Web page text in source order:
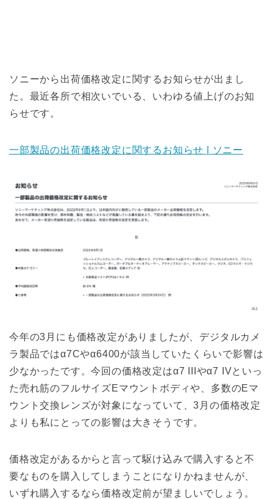
ソニーから出荷価格改定に関するお知らせが出まし
た。最近各所で相次いでいる、いわゆる値上げのお知
らせです。
一部製品の出荷価格改定に関するお知らせ | ソニー
今年の3月にも価格改定がありましたが、デジタルカメ
ラ製品ではα7Cやα6400が該当していたくらいで影響は
少なかったです。今回の価格改定はα7 IIIやα7 IVといっ
た売れ筋のフルサイズEマウントボディや、多数のEマ
ウント交換レンズが対象になっていて、3月の価格改定
よりも私にとっての影響は大きそうです。
価格改定があるからと言って駆け込みで購入すると不
要なものを購入してしまうことになりかねませんが、
いずれ購入するなら価格改定前が望ましいでしょう。